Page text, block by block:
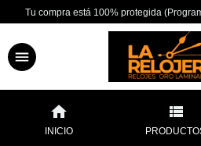
Tu compra está 100% protegida
INICIO